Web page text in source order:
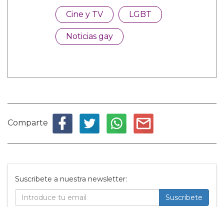
Cine y TV LGBT
Noticias gay
Comparte
Suscribete a nuestra newsletter:
Suscribete